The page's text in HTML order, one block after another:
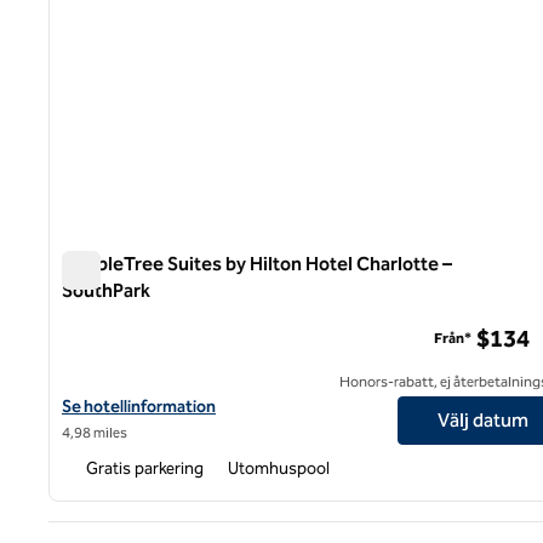
DoubleTree Suites by Hilton Hotel Charlotte –
SouthPark
Visa hotelluppgifter för DoubleTree Suites by Hilton Hotel
Se hotellinformation
4,98 miles
Från* $134
Honors-rabatt, ej
Välj datum
Gratis parkering Utomhuspool